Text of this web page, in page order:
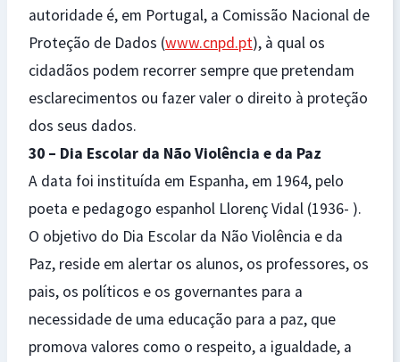
autoridade é, em Portugal, a Comissão Nacional de
Proteção de Dados (www.cnpd.pt), à qual os
cidadãos podem recorrer sempre que pretendam
esclarecimentos ou fazer valer o direito à proteção
dos seus dados.
30 – Dia Escolar da Não Violência e da Paz
A data foi instituída em Espanha, em 1964, pelo
poeta e pedagogo espanhol Llorenç Vidal (1936- ).
O objetivo do Dia Escolar da Não Violência e da
Paz, reside em alertar os alunos, os professores, os
pais, os políticos e os governantes para a
necessidade de uma educação para a paz, que
promova valores como o respeito, a igualdade, a